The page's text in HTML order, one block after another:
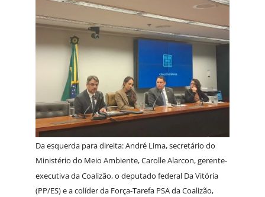
Da esquerda para direita: André Lima, secretário do
Ministério do Meio Ambiente, Carolle Alarcon, gerente-
executiva da Coalizão, o deputado federal Da Vitória
(PP/ES) e a colíder da Força-Tarefa PSA da Coalizão,